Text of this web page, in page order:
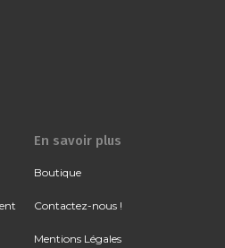
En savoir plus
Boutique
Contactez-nous !
Mentions Légales